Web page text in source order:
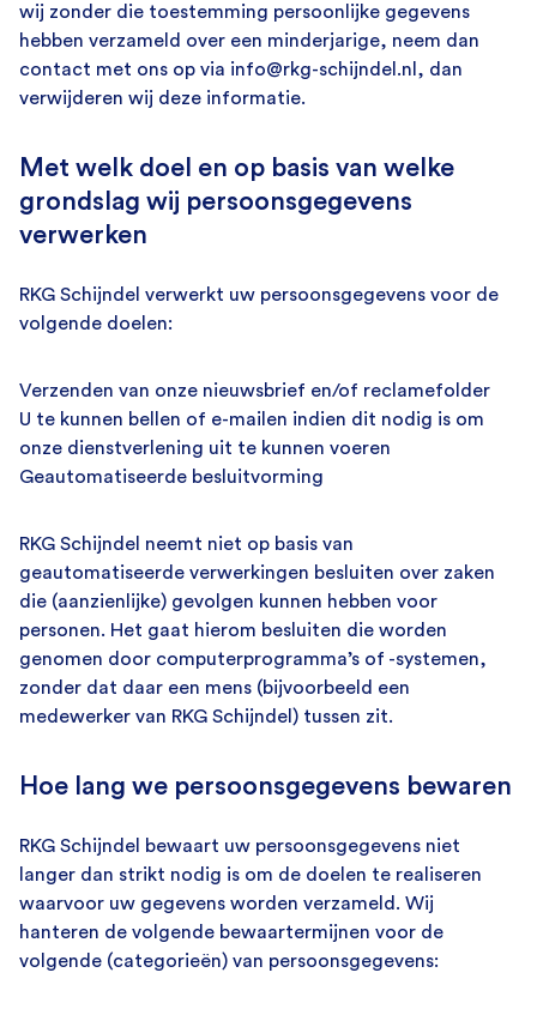
wij zonder die toestemming persoonlijke gegevens
hebben verzameld over een minderjarige, neem dan
contact met ons op via info@rkg-schijndel.nl, dan
verwijderen wij deze informatie.
Met welk doel en op basis van welke
grondslag wij persoonsgegevens
verwerken
RKG Schijndel verwerkt uw persoonsgegevens voor de
volgende doelen:
Verzenden van onze nieuwsbrief en/of reclamefolder
U te kunnen bellen of e-mailen indien dit nodig is om
onze dienstverlening uit te kunnen voeren
Geautomatiseerde besluitvorming
RKG Schijndel neemt niet op basis van
geautomatiseerde verwerkingen besluiten over zaken
die (aanzienlijke) gevolgen kunnen hebben voor
personen. Het gaat hierom besluiten die worden
genomen door computerprogramma’s of -systemen,
zonder dat daar een mens (bijvoorbeeld een
medewerker van RKG Schijndel) tussen zit.
Hoe lang we persoonsgegevens bewaren
RKG Schijndel bewaart uw persoonsgegevens niet
langer dan strikt nodig is om de doelen te realiseren
waarvoor uw gegevens worden verzameld. Wij
hanteren de volgende bewaartermijnen voor de
volgende (categorieën) van persoonsgegevens: